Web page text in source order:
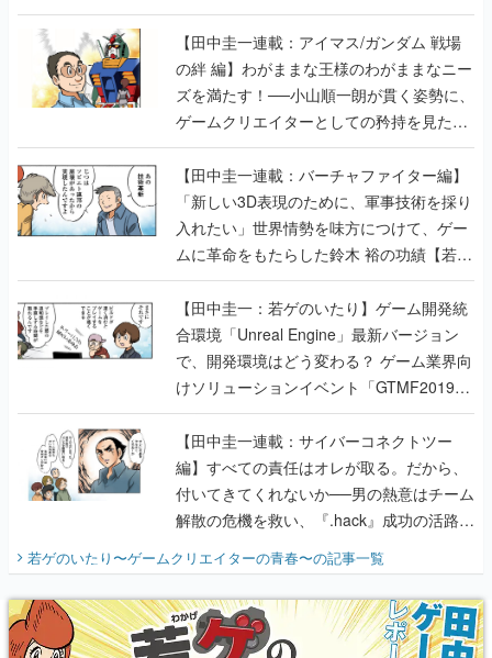
【田中圭一連載：アイマス/ガンダム 戦場
の絆 編】わがままな王様のわがままなニー
ズを満たす！──小山順一朗が貫く姿勢に、
ゲームクリエイターとしての矜持を見た
【若ゲのいたり最終回】
【田中圭一連載：バーチャファイター編】
「新しい3D表現のために、軍事技術を採り
入れたい」世界情勢を味方につけて、ゲー
ムに革命をもたらした鈴木 裕の功績【若ゲ
のいたり】
【田中圭一：若ゲのいたり】ゲーム開発統
合環境「Unreal Engine」最新バージョン
で、開発環境はどう変わる？ ゲーム業界向
けソリューションイベント「GTMF2019」
に行って、より理解を深めよう【PR】
【田中圭一連載：サイバーコネクトツー
編】すべての責任はオレが取る。だから、
付いてきてくれないか──男の熱意はチーム
解散の危機を救い、『.hack』成功の活路を
開く。業界の快男児・松山 洋に流れる血は
『少年ジャンプ』色だった【若ゲのいた
り】
若ゲのいたり〜ゲームクリエイターの青春〜の記事一覧